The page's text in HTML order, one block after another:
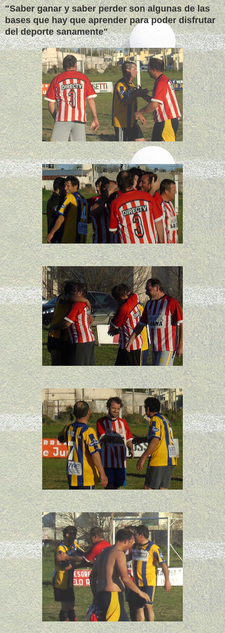
"Saber ganar y saber perder son algunas de las
bases que hay que aprender para poder disfrutar
del deporte sanamente"